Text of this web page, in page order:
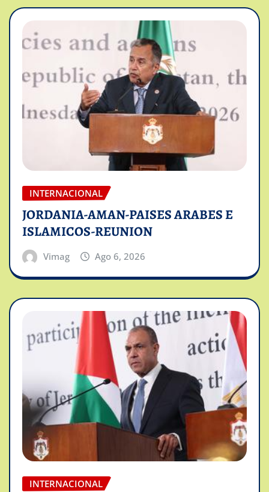
INTERNACIONAL
JORDANIA-AMAN-PAISES ARABES E
ISLAMICOS-REUNION
Vimag Ago 6, 2026
INTERNACIONAL